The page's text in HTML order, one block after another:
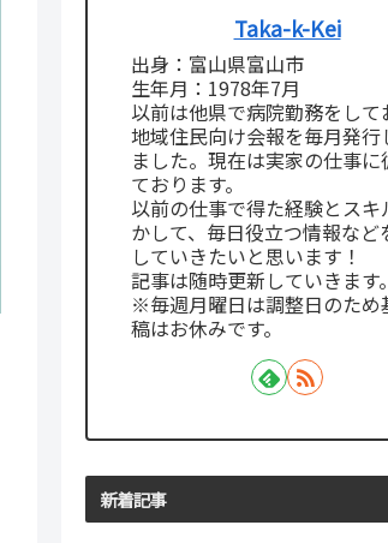
Taka-k-Kei
出身：富山県富山市
生年月：1978年7月
以前は他県で病院勤務をして
地域住民向け会報を毎月発行
ました。現在は実家の仕事に
ております。
以前の仕事で得た経験とスキ
かして、毎日役立つ情報など
していきたいと思います！
記事は随時更新していきます。
※毎週月曜日は調整日のため
稿はお休みです。
新着記事